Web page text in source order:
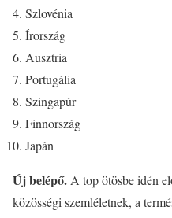
Szlovénia
Írország
Ausztria
Portugália
Szingapúr
Finnország
Japán
Új belépő. A top ötösbe idén
közösségi szemléletnek, a